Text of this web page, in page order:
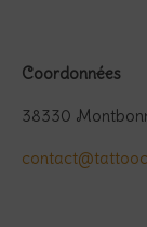
Coordonnées
38330